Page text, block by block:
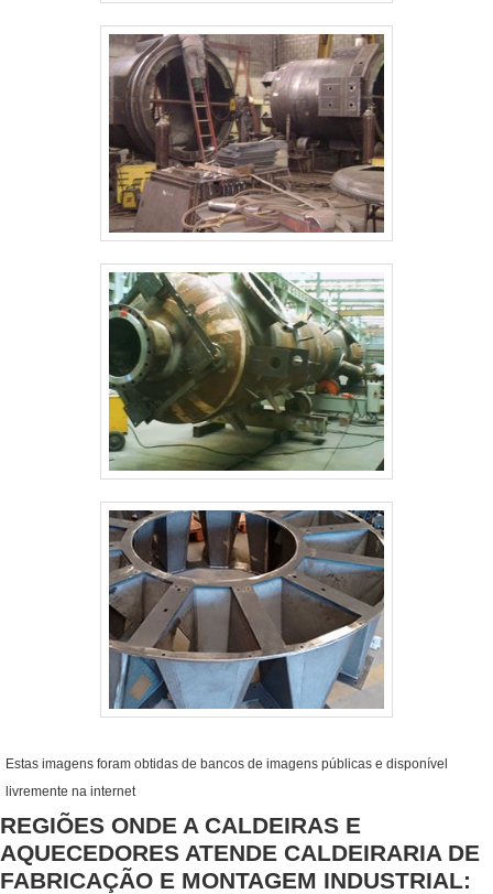
Estas imagens foram obtidas de bancos de imagens públicas e disponível
livremente na internet
REGIÕES ONDE A CALDEIRAS E
AQUECEDORES ATENDE CALDEIRARIA DE
FABRICAÇÃO E MONTAGEM INDUSTRIAL: